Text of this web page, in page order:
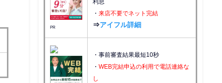
PR
利息
・ 来店不要でネット完結
⇒アイフル詳細
・事前審査結果最短10秒
・ WEB完結申込の利用で電話連絡な
し